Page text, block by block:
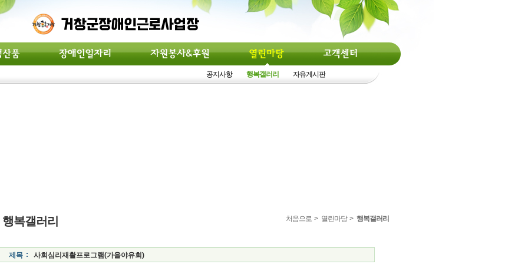
공지사항 행복갤러리 자유게시판
처음으로 > 열린마당> 행복갤러리
행복갤러리
제목 사회심리재활프로그램(가을야유회)